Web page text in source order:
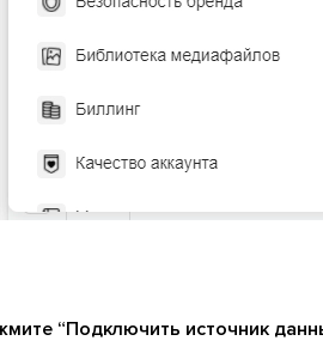
“Подключить источник